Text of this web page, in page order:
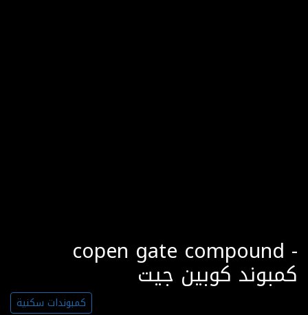
copen gate compound -
كمبوند كوبين جيت
كمبوندات سكنية